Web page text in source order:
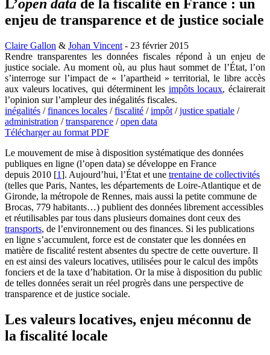
L’open data de la fiscalité en France : un
enjeu de transparence et de justice sociale
Claire Gallon & Johan Vincent - 23 février 2015
Rendre transparentes les données fiscales répond à un enjeu de
justice sociale. Au moment où, au plus haut sommet de l’État, l’on
s’interroge sur l’impact de « l’apartheid » territorial, le libre accès
aux valeurs locatives, qui déterminent les impôts locaux, éclairerait
l’opinion sur l’ampleur des inégalités fiscales.
inégalités /finances locales /fiscalité /impôt /justice spatiale /
administration /transparence /open data
Télécharger au format PDF
Le mouvement de mise à disposition systématique des données
publiques en ligne (l’open data) se développe en France
depuis 2010 [1]. Aujourd’hui, l’État et une trentaine de collectivités
(telles que Paris, Nantes, les départements de Loire-Atlantique et de
Gironde, la métropole de Rennes, mais aussi la petite commune de
Brocas, 779 habitants…) publient des données librement accessibles
et réutilisables par tous dans plusieurs domaines dont ceux des
transports, de l’environnement ou des finances. Si les publications
en ligne s’accumulent, force est de constater que les données en
matière de fiscalité restent absentes du spectre de cette ouverture. Il
en est ainsi des valeurs locatives, utilisées pour le calcul des impôts
fonciers et de la taxe d’habitation. Or la mise à disposition du public
de telles données serait un réel progrès dans une perspective de
transparence et de justice sociale.
Les valeurs locatives, enjeu méconnu de
la fiscalité locale